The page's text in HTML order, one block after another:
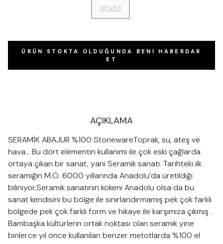
30x52
ÜRÜN STOKTA OLDUĞUNDA BENI HABERDAR
ET
AÇIKLAMA
SERAMİK ABAJUR %100 StonewareToprak, su, ateş ve
hava… Bu dört elementin kullanımı ile çok eski çağlarda
ortaya çıkan bir sanat, yani Seramik sanatı. Tarihteki ilk
seramiğin M.Ö. 6000 yıllarında Anadolu’da üretildiği
biliniyor.Seramik sanatının kökeni Anadolu olsa da bu
sanat kendisini bu bölge ile sınırlandırmamış pek çok farklı
bölgede pek çok farklı form ve hikaye ile karşımıza çıkmış .
Bambaşka kültürlerin ortak noktası olan seramik yine
binlerce yıl önce kullanılan benzer metotlarda %100 el